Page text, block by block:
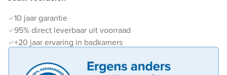
10 jaar garantie
95% direct leverbaar uit voorraad
+20 jaar ervaring in badkamers